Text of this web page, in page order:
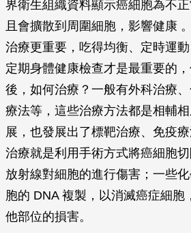
料，台灣十大癌症癌依序為大腸
肝癌、口腔癌、攝護腺癌、甲狀腺
及食道癌等癌症，這些癌症都會
界衛生組織資料顯示癌細胞為不
且會擴散到周圍細胞，影響健康
治療更重要，吃得均衡、定時運動
定期身體健康檢查才是最重要的
後，如何治療？一般有外科治療
療法等，這些治療方法都是相輔
展，也發展出了標靶治療、免疫療
治療就是利用手術方式將癌細胞切